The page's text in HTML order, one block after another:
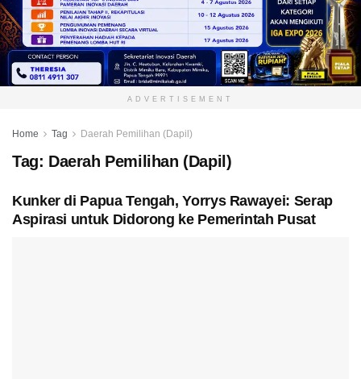
ADVERTISEMENT
Home Tag Daerah Pemilihan (Dapil)
Tag: Daerah Pemilihan (Dapil)
Kunker di Papua Tengah, Yorrys Rawayei: Serap
Aspirasi untuk Didorong ke Pemerintah Pusat